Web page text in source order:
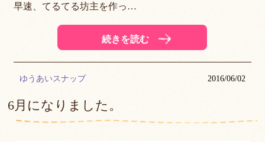
早速、てるてる坊主を作っ…
続きを読む
ゆうあいスナップ 2016/06/02
6月になりました。